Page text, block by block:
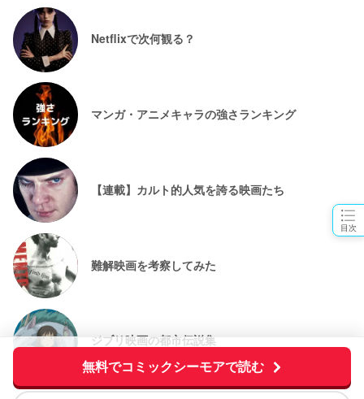
目次
無料でコミックシーモアで読む
Netflixで次何観る？
マンガ・アニメキャラの強さランキング
【連載】カルト的人気を誇る映画たち
難解映画を考察してみた
ジブリ映画の都市伝説集